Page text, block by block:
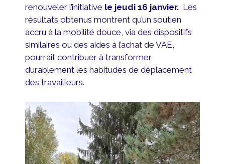
renouveler l’initiative le jeudi 16 janvier. Les
résultats obtenus montrent qu’un soutien
accru à la mobilité douce, via des dispositifs
similaires ou des aides à l’achat de VAE,
pourrait contribuer à transformer
durablement les habitudes de déplacement
des travailleurs.